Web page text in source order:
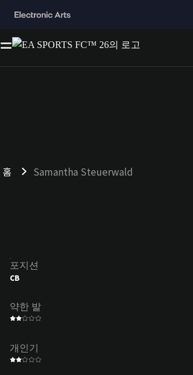
홈 Samantha Steuerwald
포지션
CB
약한 발
개인기